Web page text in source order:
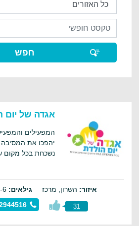
אגדה של יום
המפעילים
יהפכו את המסיבה
נשכחת בכל מקום
איזור: השרון, מרכז גילאים:
31